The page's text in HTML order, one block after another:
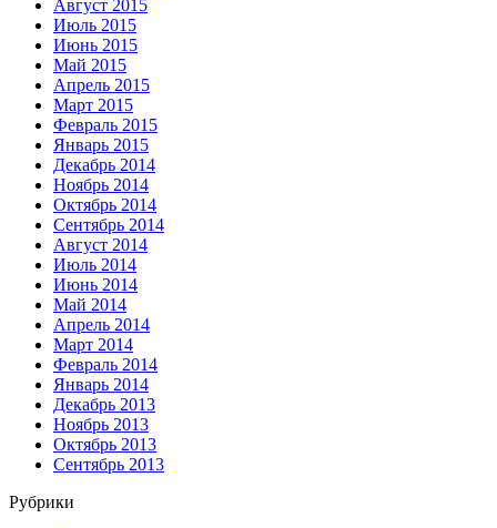
Август 2015
Июль 2015
Июнь 2015
Май 2015
Апрель 2015
Март 2015
Февраль 2015
Январь 2015
Декабрь 2014
Ноябрь 2014
Октябрь 2014
Сентябрь 2014
Август 2014
Июль 2014
Июнь 2014
Май 2014
Апрель 2014
Март 2014
Февраль 2014
Январь 2014
Декабрь 2013
Ноябрь 2013
Октябрь 2013
Сентябрь 2013
Рубрики